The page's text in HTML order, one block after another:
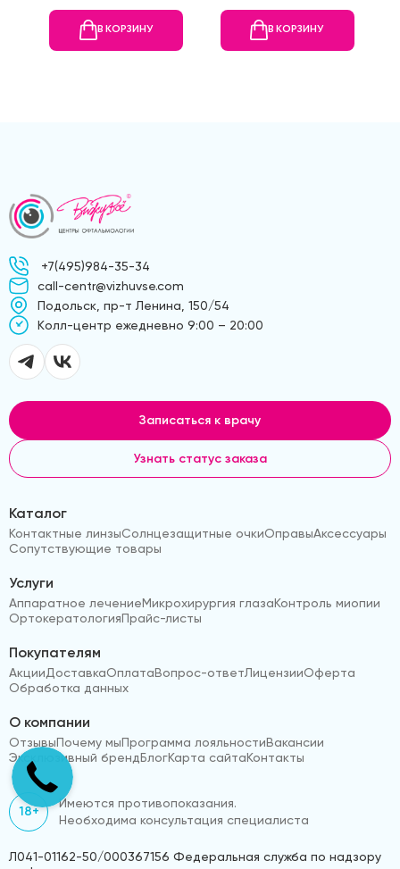
В КОРЗИНУ В КОРЗИНУ
+7(495)984-35-34
call-centr@vizhuvse.com
Подольск, пр-т Ленина, 150/54
Kолл-центр ежедневно 9:00 – 20:00
Записаться к врачу
Узнать статус заказа
Каталог
Контактные линзыСолнцезащитные очкиОправыАксессуары
Сопутствующие товары
Услуги
Аппаратное лечениеМикрохирургия глазаКонтроль миопии
ОртокератологияПрайс-листы
Покупателям
АкцииДоставкаОплатаВопрос-ответЛицензииОферта
Обработка данных
О компании
ОтзывыПочему мыПрограмма лояльностиВакансии
Эксклюзивный брендБлогКарта сайтаКонтакты
18+
Имеются противопоказания.
Необходима консультация специалиста
Л041-01162-50/000367156 Федеральная служба по надзору